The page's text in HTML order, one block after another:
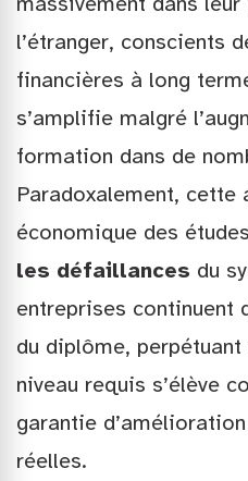
l’étranger, conscients
financières à long
s’amplifie malgré
formation dans de
Paradoxalement,
économique des
les défaillances du
entreprises continuent
du diplôme,
niveau requis s’élève
garantie
réelles.